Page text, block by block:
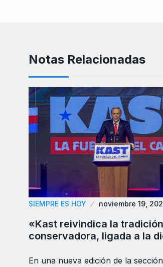
Notas Relacionadas
SIEMPRE ES HOY noviembre 19,
«Kast reivindica la tradición
conservadora, ligada a la
En una nueva edición de la